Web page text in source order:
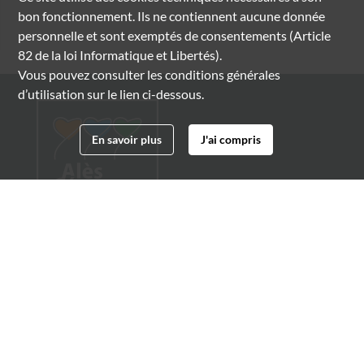
bon fonctionnement. Ils ne contiennent aucune donnée
personnelle et sont exemptés de consentements (Article
82 de la loi Informatique et Libertés).
Vous pouvez consulter les conditions générales
d’utilisation sur le lien ci-dessous.
En savoir plus J'ai compris